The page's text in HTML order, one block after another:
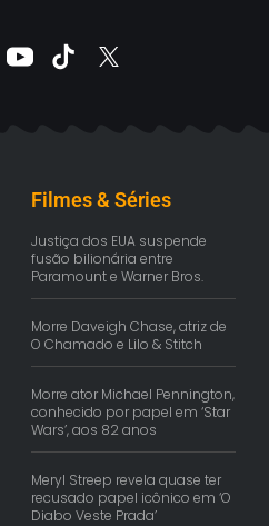
Filmes & Séries
Justiça dos EUA suspende
fusão bilionária entre
Paramount e Warner Bros.
Morre Daveigh Chase, atriz de
O Chamado e Lilo & Stitch
Morre ator Michael Pennington,
conhecido por papel em ‘Star
Wars’, aos 82 anos
Meryl Streep revela quase ter
recusado papel icônico em ‘O
Diabo Veste Prada’